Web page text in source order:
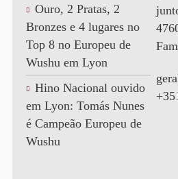
Ouro, 2 Pratas, 2
Bronzes e 4 lugares no
Top 8 no Europeu de
Wushu em Lyon
Hino Nacional ouvido
em Lyon: Tomás Nunes
é Campeão Europeu de
Wushu